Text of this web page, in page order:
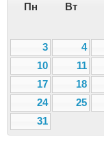
Пн Вт
3
4
10
11
17
18
24
25
31